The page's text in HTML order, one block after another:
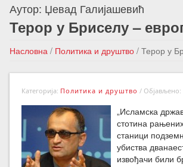
Аутор: Џевад Галијашевић
Терор у Бриселу –
Насловна / Политика и друштво / Терор у
Категорија: Политика и друштво / Објављено:
„Исламска
стотина
станици
убиства
извођачи били